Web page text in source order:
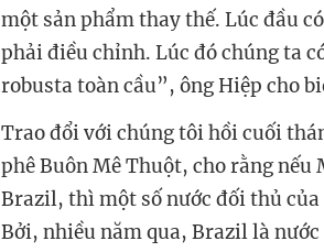
một sản phẩm thay thế. Lúc đầu
phải điều chỉnh. Lúc đó chúng ta
robusta toàn cầu”, ông Hiệp cho
Trao đổi với chúng tôi hồi cuối
phê Buôn Mê Thuột, cho rằng nếu
Brazil, thì một số nước đối thủ
Bởi, nhiều năm qua, Brazil là